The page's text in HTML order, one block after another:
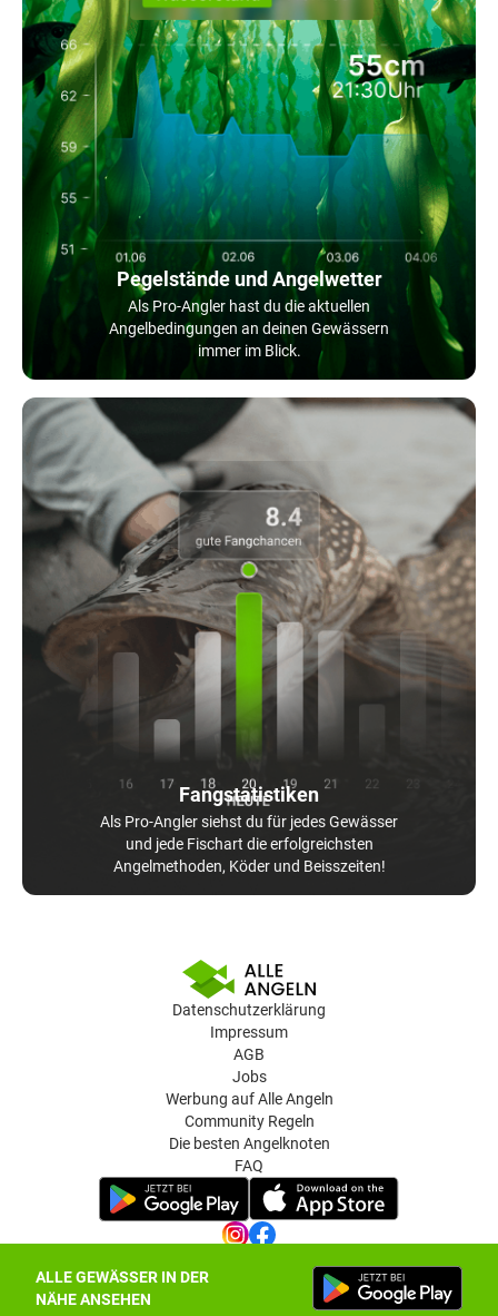
ALLE GEWÄSSER IN DER
NÄHE ANSEHEN
Pegelstände und Angelwetter
Als Pro-Angler hast du die aktuellen
Angelbedingungen an deinen Gewässern
immer im Blick.
Fangstatistiken
Als Pro-Angler siehst du für jedes Gewässer
und jede Fischart die erfolgreichsten
Angelmethoden, Köder und Beisszeiten!
Datenschutzerklärung
Impressum
AGB
Jobs
Werbung auf Alle Angeln
Community Regeln
Die besten Angelknoten
FAQ
Datenschutz-Einstellungen